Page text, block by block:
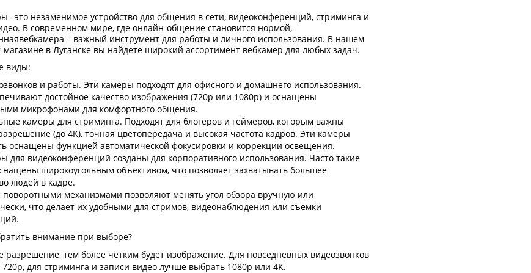
это незаменимое устройство для общения в сети, видеоконференций, стриминга и
В современном мире, где онлайн-общение становится нормой,
– важный инструмент для работы и личного использования. В нашем
магазине в Луганске вы найдете широкий ассортимент вебкамер для любых задач.
виды:
и работы. Эти камеры подходят для офисного и домашнего использования.
достойное качество изображения (720p или 1080p) и оснащены
микрофонами для комфортного общения.
камеры для стриминга. Подходят для блогеров и геймеров, которым важны
(до 4K), точная цветопередача и высокая частота кадров. Эти камеры
оснащены функцией автоматической фокусировки и коррекции освещения.
для видеоконференций созданы для корпоративного использования. Часто такие
широкоугольным объективом, что позволяет захватывать большее
людей в кадре.
механизмами позволяют менять угол обзора вручную или
что делает их удобными для стримов, видеонаблюдения или съемки
внимание при выборе?
тем более четким будет изображение. Для повседневных видеозвонков
720p, для стриминга и записи видео лучше выбрать 1080p или 4K.